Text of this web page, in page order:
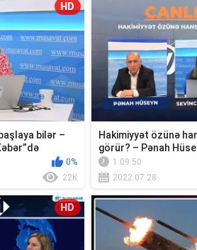
HD
bilər –
0%
22K
Hakimiyyət özünə
görür? – Pənah
“Ca...1:09:50
2022.07.28
HD